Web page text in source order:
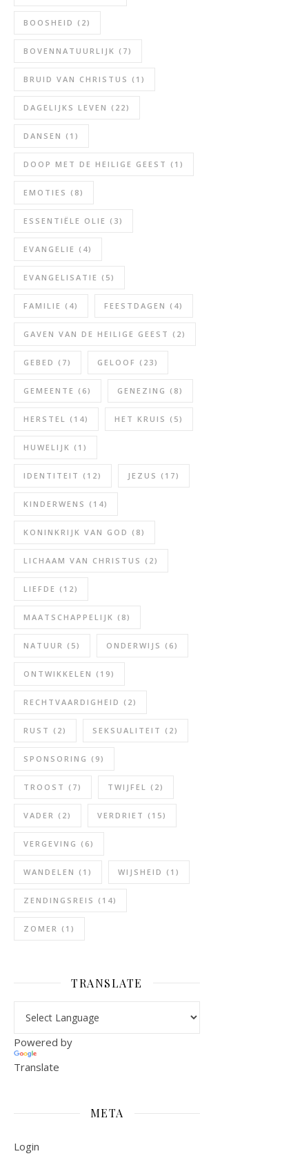
BOOSHEID (2)
BOVENNATUURLIJK (7)
BRUID VAN CHRISTUS (1)
DAGELIJKS LEVEN (22)
DANSEN (1)
DOOP MET DE HEILIGE GEEST (1)
EMOTIES (8)
ESSENTIËLE OLIE (3)
EVANGELIE (4)
EVANGELISATIE (5)
FAMILIE (4) FEESTDAGEN (4)
GAVEN VAN DE HEILIGE GEEST (2)
GEBED (7) GELOOF (23)
GEMEENTE (6) GENEZING (8)
HERSTEL (14) HET KRUIS (5)
HUWELIJK (1)
IDENTITEIT (12) JEZUS (17)
KINDERWENS (14)
KONINKRIJK VAN GOD (8)
LICHAAM VAN CHRISTUS (2)
LIEFDE (12)
MAATSCHAPPELIJK (8)
NATUUR (5) ONDERWIJS (6)
ONTWIKKELEN (19)
RECHTVAARDIGHEID (2)
RUST (2) SEKSUALITEIT (2)
SPONSORING (9)
TROOST (7) TWIJFEL (2)
VADER (2) VERDRIET (15)
VERGEVING (6)
WANDELEN (1) WIJSHEID (1)
ZENDINGSREIS (14)
ZOMER (1)
TRANSLATE
Powered by
Translate
META
Login